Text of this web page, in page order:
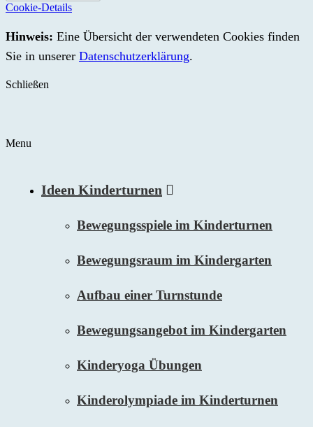
Cookie-Details
Hinweis: Eine Übersicht der verwendeten Cookies finden
Sie in unserer Datenschutzerklärung.
Schließen
Menu
Ideen Kinderturnen
Bewegungsspiele im Kinderturnen
Bewegungsraum im Kindergarten
Aufbau einer Turnstunde
Bewegungsangebot im Kindergarten
Kinderyoga Übungen
Kinderolympiade im Kinderturnen